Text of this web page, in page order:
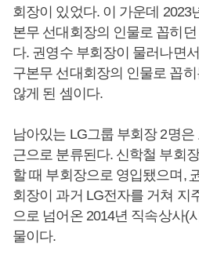
회장이 있었다. 이 가운데 2023
본무 선대회장의 인물로 꼽히
다. 권영수 부회장이 물러나면
구본무 선대회장의 인물로 꼽
않게 된 셈이다.
남아있는 LG그룹 부회장 2명은
근으로 분류된다. 신학철 부회
할 때 부회장으로 영입됐으며,
회장이 과거 LG전자를 거쳐 지
으로 넘어온 2014년 직속상사(
물이다.